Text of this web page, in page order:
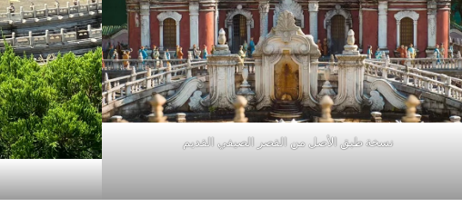
نسخة طبق الأصل من القصر الصيفي القديم